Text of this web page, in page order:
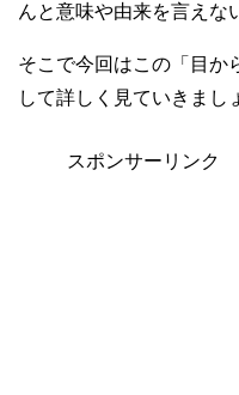
んと意味や由来を言えな
そこで今回はこの「目か
して詳しく見ていきまし
スポンサーリンク